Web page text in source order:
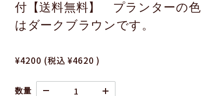
付【送料無料】 プランターの色
はダークブラウンです。
¥4200 (税込¥4620 )
数量